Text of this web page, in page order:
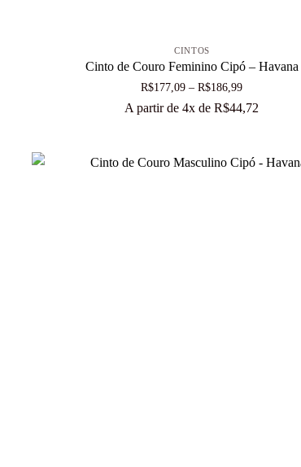
CINTOS
Cinto de Couro Feminino Cipó – Havana
R$177,09 – R$186,99Faixa
de
através
A partir de 4x deR$44,72